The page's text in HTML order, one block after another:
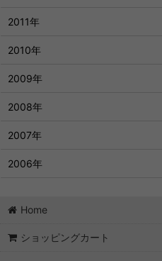
2011年
2010年
2009年
2008年
2007年
2006年
Home
ショッピングカート